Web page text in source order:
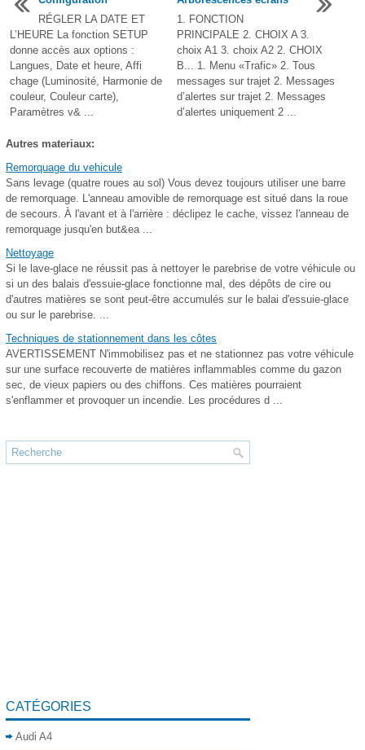
RÉGLER LA DATE ET
L’HEURE La fonction SETUP
donne accès aux options :
Langues, Date et heure, Affi
chage (Luminosité, Harmonie de
couleur, Couleur carte),
Paramètres v& ...
1. FONCTION
PRINCIPALE 2. CHOIX A 3.
choix A1 3. choix A2 2. CHOIX
B... 1. Menu «Trafic» 2. Tous
messages sur trajet 2. Messages
d’alertes sur trajet 2. Messages
d’alertes uniquement 2 ...
Autres materiaux:
Remorquage du vehicule
Sans levage (quatre roues au sol) Vous devez toujours utiliser une barre
de remorquage. L'anneau amovible de remorquage est situé dans la roue
de secours. À l'avant et à l'arrière : déclipez le cache, vissez l'anneau de
remorquage jusqu'en but&ea ...
Nettoyage
Si le lave-glace ne réussit pas à nettoyer le parebrise de votre véhicule ou
si un des balais d'essuie-glace fonctionne mal, des dépôts de cire ou
d'autres matières se sont peut-être accumulés sur le balai d'essuie-glace
ou sur le parebrise. ...
Techniques de stationnement dans les côtes
AVERTISSEMENT N'immobilisez pas et ne stationnez pas votre véhicule
sur une surface recouverte de matières inflammables comme du gazon
sec, de vieux papiers ou des chiffons. Ces matières pourraient
s'enflammer et provoquer un incendie. Les procédures d ...
CATÉGORIES
Audi A4